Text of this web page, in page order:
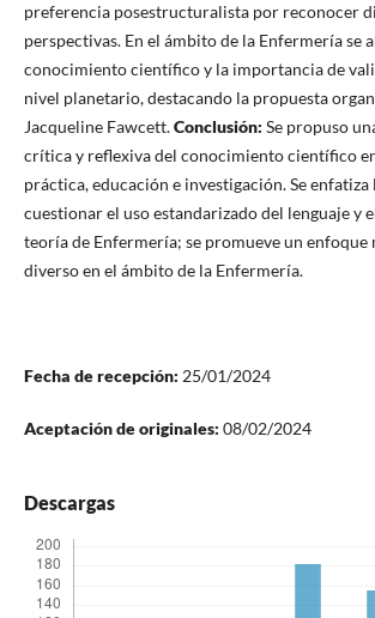
preferencia posestructuralista por reconocer
perspectivas. En el ámbito de la Enfermería se
conocimiento científico y la importancia de
nivel planetario, destacando la propuesta
Jacqueline Fawcett.Conclusión: Se propuso
crítica y reflexiva del conocimiento científico
práctica, educación e investigación. Se enfatiza
cuestionar el uso estandarizado del lenguaje y
teoría de Enfermería; se promueve un enfoque
diverso en el ámbito de la Enfermería.
Fecha de recepción: 25/01/2024
Aceptación de originales: 08/02/2024
Descargas